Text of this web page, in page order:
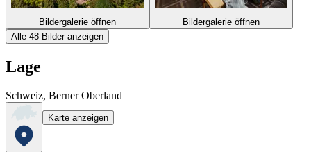
Bildergalerie öffnen
Bildergalerie öffnen
Alle 48 Bilder anzeigen
Lage
Schweiz, Berner Oberland
Karte anzeigen